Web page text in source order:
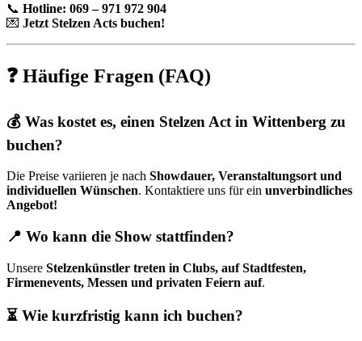
📞 Hotline: 069 – 971 972 904
💌 Jetzt Stelzen Acts buchen!
❓ Häufige Fragen (FAQ)
💰 Was kostet es, einen Stelzen Act in Wittenberg zu
buchen?
Die Preise variieren je nach Showdauer, Veranstaltungsort und
individuellen Wünschen. Kontaktiere uns für ein unverbindliches
Angebot!
📍 Wo kann die Show stattfinden?
Unsere Stelzenkünstler treten in Clubs, auf Stadtfesten,
Firmenevents, Messen und privaten Feiern auf.
⏳ Wie kurzfristig kann ich buchen?